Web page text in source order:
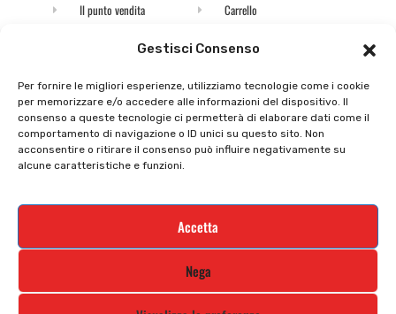
Gestisci Consenso
Per fornire le migliori esperienze, utilizziamo tecnologie come i cookie
per memorizzare e/o accedere alle informazioni del dispositivo. Il
consenso a queste tecnologie ci permetterà di elaborare dati come il
comportamento di navigazione o ID unici su questo sito. Non
acconsentire o ritirare il consenso può influire negativamente su
alcune caratteristiche e funzioni.
Accetta
Nega
Il punto vendita
Il mio account
Privacy policy
Cookie policy
Supporto e contatti
Carrello
checkout
Tutti prodotti
Termini e condizioni
Resi e rimborsi
Iscriviti alla nostra newsletter e rimani